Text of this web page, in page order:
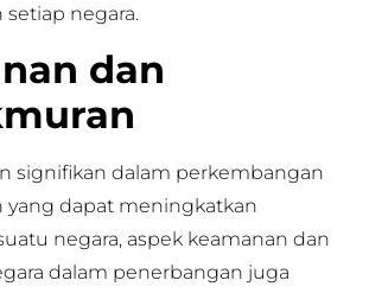
negara.
dan
signifikan dalam perkembangan
yang dapat meningkatkan
negara, aspek keamanan dan
dalam penerbangan juga